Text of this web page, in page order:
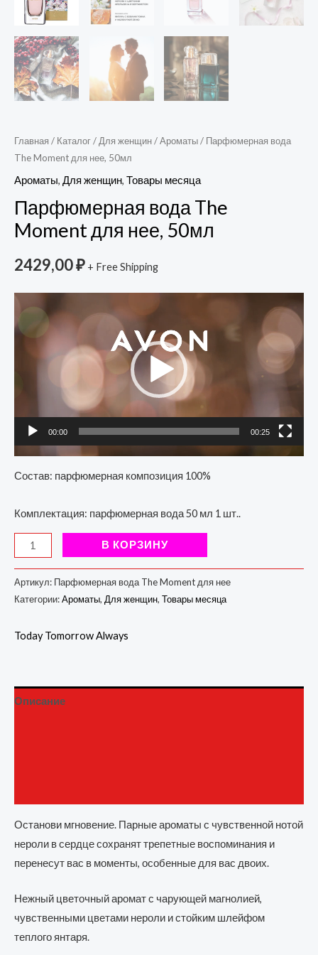
Главная / Каталог/ Для женщин/Ароматы/ Парфюмерная вода
The Moment для нее, 50мл
Ароматы, Для женщин, Товары месяца
Парфюмерная вода The
Moment для нее, 50мл
2429,00₽ + Free Shipping
00:00 00:25
Состав: парфюмерная композиция 100%
Комплектация: парфюмерная вода 50 мл 1 шт..
В КОРЗИНУ
Артикул: Парфюмерная вода The Moment для нее
Категории:Ароматы, Для женщин, Товары месяца
Today Tomorrow Always
Описание
Останови мгновение. Парные ароматы с чувственной нотой
нероли в сердце сохранят трепетные воспоминания и
перенесут вас в моменты, особенные для вас двоих.
Нежный цветочный аромат с чарующей магнолией,
чувственными цветами нероли и стойким шлейфом
теплого янтаря.